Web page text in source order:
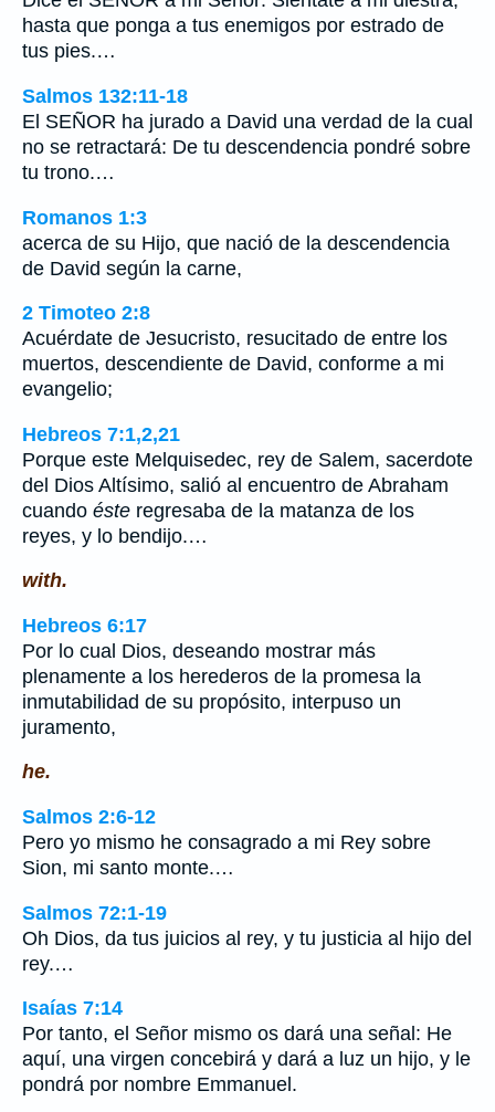
hasta que ponga a tus enemigos por estrado de
tus pies.…
Salmos 132:11-18
El SEÑOR ha jurado a David una verdad de la cual
no se retractará: De tu descendencia pondré sobre
tu trono.…
Romanos 1:3
acerca de su Hijo, que nació de la descendencia
de David según la carne,
2 Timoteo 2:8
Acuérdate de Jesucristo, resucitado de entre los
muertos, descendiente de David, conforme a mi
evangelio;
Hebreos 7:1,2,21
Porque este Melquisedec, rey de Salem, sacerdote
del Dios Altísimo, salió al encuentro de Abraham
cuando éste regresaba de la matanza de los
reyes, y lo bendijo.…
with.
Hebreos 6:17
Por lo cual Dios, deseando mostrar más
plenamente a los herederos de la promesa la
inmutabilidad de su propósito, interpuso un
juramento,
he.
Salmos 2:6-12
Pero yo mismo he consagrado a mi Rey sobre
Sion, mi santo monte.…
Salmos 72:1-19
Oh Dios, da tus juicios al rey, y tu justicia al hijo del
rey.…
Isaías 7:14
Por tanto, el Señor mismo os dará una señal: He
aquí, una virgen concebirá y dará a luz un hijo, y le
pondrá por nombre Emmanuel.